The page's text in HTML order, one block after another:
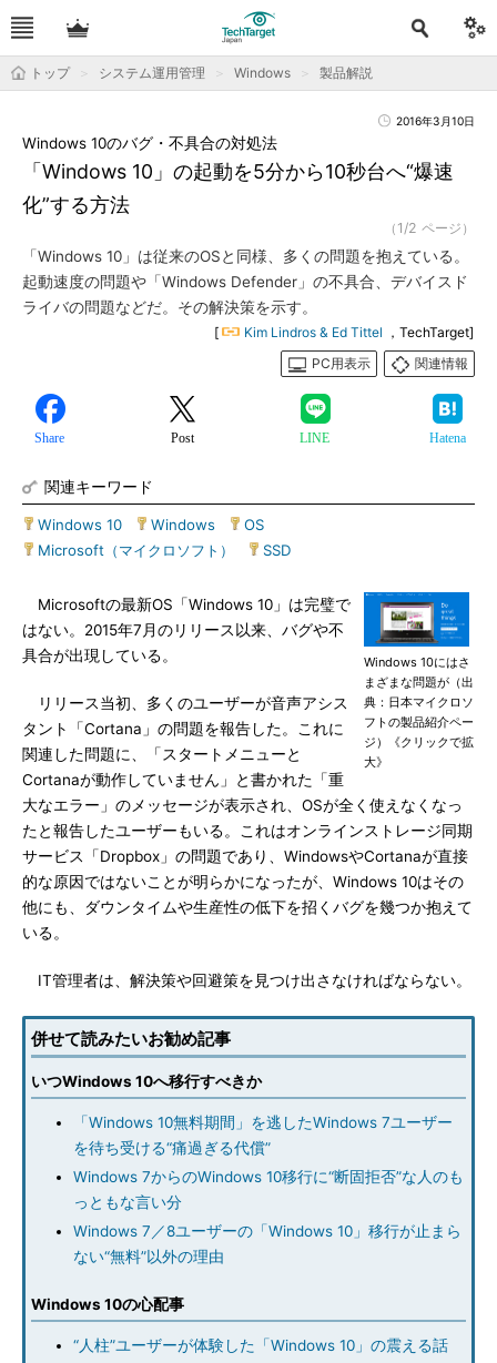
トップ システム運用管理 Windows 製品解説
2016年3月10日
「Windows 10」の起動を5分から10秒台へ“爆速
化”する方法
Windows 10のバグ・不具合の対処法
（1/2 ページ）
「Windows 10」は従来のOSと同様、多くの問題を抱えている。
起動速度の問題や「Windows Defender」の不具合、デバイスド
ライバの問題などだ。その解決策を示す。
[ Kim Lindros & Ed Tittel ，TechTarget]
PC用表示
関連情報
Share Post LINE Hatena
関連キーワード
Windows 10 Windows OS
Microsoft（マイクロソフト）
SSD
Windows 10にはさ
まざまな問題が（出
典：日本マイクロソ
フトの製品紹介ペー
ジ）《クリックで拡
大》
Microsoftの最新OS「Windows 10」は完璧で
はない。2015年7月のリリース以来、バグや不
具合が出現している。
リリース当初、多くのユーザーが音声アシス
タント「Cortana」の問題を報告した。これに
関連した問題に、「スタートメニューと
Cortanaが動作していません」と書かれた「重
大なエラー」のメッセージが表示され、OSが全く使えなくなっ
たと報告したユーザーもいる。これはオンラインストレージ同期
サービス「Dropbox」の問題であり、WindowsやCortanaが直接
的な原因ではないことが明らかになったが、Windows 10はその
他にも、ダウンタイムや生産性の低下を招くバグを幾つか抱えて
いる。
IT管理者は、解決策や回避策を見つけ出さなければならない。
併せて読みたいお勧め記事
いつWindows 10へ移行すべきか
「Windows 10無料期間」を逃したWindows 7ユーザー
を待ち受ける“痛過ぎる代償”
Windows 7からのWindows 10移行に“断固拒否”な人のも
っともな言い分
Windows 7／8ユーザーの「Windows 10」移行が止まら
ない“無料”以外の理由
Windows 10の心配事
“人柱”ユーザーが体験した「Windows 10」の震える話